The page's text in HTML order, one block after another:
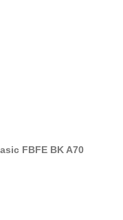
FBFE BK A70